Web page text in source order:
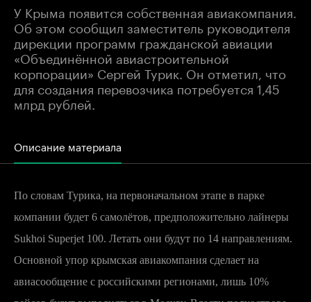
У Крыма появится собственная авиакомпания.
Об этом сообщил заместитель руководителя
дирекции программ гражданской авиации
«Объединённой авиастроительной
корпорации» Сергей Турик. Он отметил, что
для создания перевозчика потребуется 1,45
млрд рублей.
Описание материала
По словам Турика, на первоначальном этапе в парке
компании будет 6 самолётов, предположительно лайнеры
Sukhoi Superjet 100. Летать они будут по 14 направлениям.
Основной упор крымская авиакомпания сделает на
авиасообщение с российскими регионами, лишь 10%